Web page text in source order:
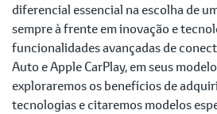
diferencial essencial na escolha de
sempre à frente em inovação e
funcionalidades avançadas de
Auto e Apple CarPlay, em seus
exploraremos os benefícios de
tecnologias e citaremos modelos